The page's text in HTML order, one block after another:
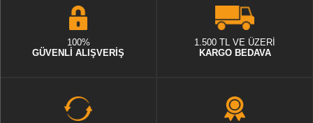
100%
GÜVENLİ ALIŞVERİŞ
1.500 TL VE ÜZERİ
KARGO BEDAVA